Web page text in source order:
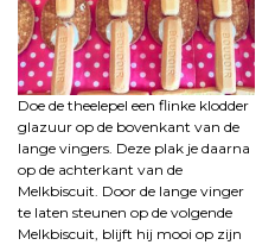
Doe de theelepel een flinke klodder
glazuur op de bovenkant van de
lange vingers. Deze plak je daarna
op de achterkant van de
Melkbiscuit. Door de lange vinger
te laten steunen op de volgende
Melkbiscuit, blijft hij mooi op zijn